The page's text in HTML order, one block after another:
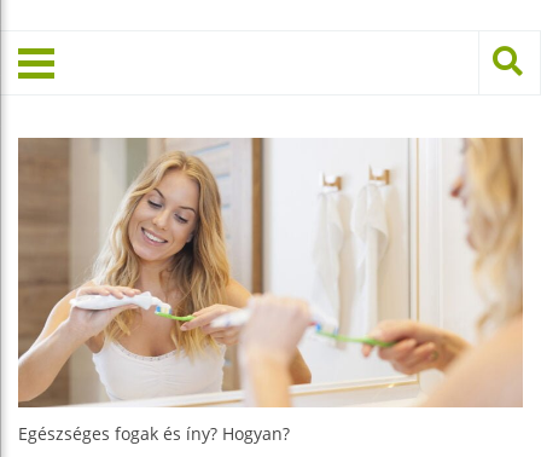
Egészséges fogak és íny? Hogyan?